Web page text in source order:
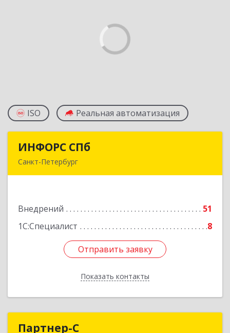
ISO Реальная автоматизация
ИНФОРС СПб
Санкт-Петербург
Внедрений
51
1С:Специалист
8
Отправить заявку
Показать контакты
Подробнее
Отправить заявку
Назад
Партнер-С